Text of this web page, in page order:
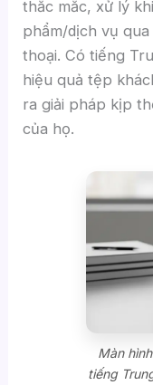
thắc mắc, xử lý
phẩm/dịch vụ
thoại. Có tiếng
hiệu quả tệp
ra giải pháp kịp
của họ.
Màn
tiếng